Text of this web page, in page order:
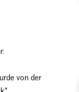
von der